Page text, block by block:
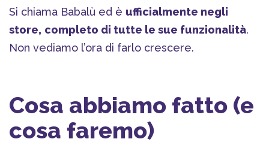
Si chiama Babalù ed è ufficialmente negli
store, completo di tutte le sue funzionalità.
Non vediamo l’ora di farlo crescere.
Cosa abbiamo fatto (e
cosa faremo)